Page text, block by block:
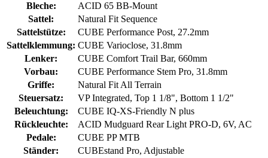
Bleche:
ACID 65 BB-Mount
Sattel:
Natural Fit Sequence
Sattelstütze:
CUBE Performance Post, 27.2mm
Sattelklemmung: CUBE Varioclose, 31.8mm
Lenker:
CUBE Comfort Trail Bar, 660mm
Vorbau:
CUBE Performance Stem Pro, 31.8mm
Griffe:
Natural Fit All Terrain
Steuersatz:
VP Integrated, Top 1 1/8", Bottom 1 1/2"
Beleuchtung:
CUBE IQ-XS-Friendly N plus
Rückleuchte:
ACID Mudguard Rear Light PRO-D, 6V, AC
Pedale:
CUBE PP MTB
Ständer:
CUBEstand Pro, Adjustable